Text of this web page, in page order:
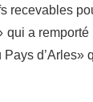
recevables
qui a
Pays